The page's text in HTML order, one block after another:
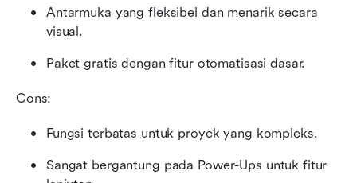
Antarmuka yang fleksibel dan menarik secara
visual.
Paket gratis dengan fitur otomatisasi dasar.
Cons:
Fungsi terbatas untuk proyek yang kompleks.
Sangat bergantung pada Power-Ups untuk fitur